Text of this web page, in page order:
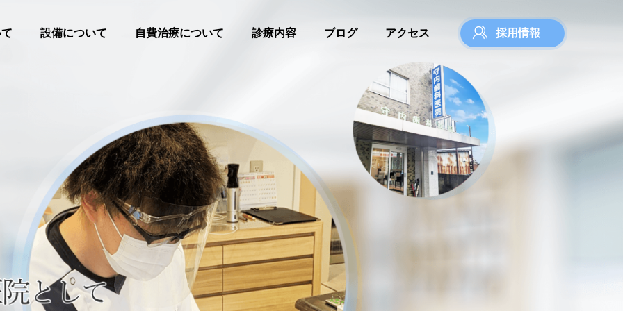
設備について 自費治療について 診療内容 ブログ アクセス 採用情報